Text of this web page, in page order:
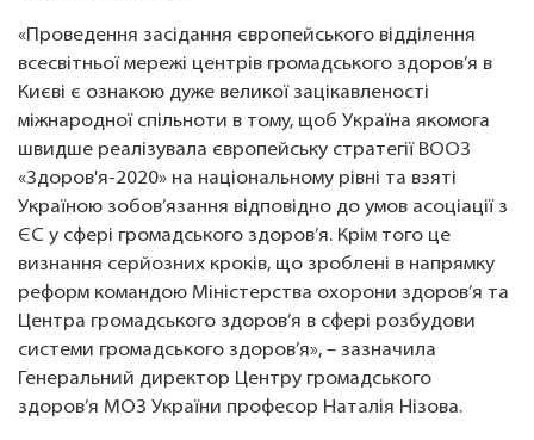
«Проведення засідання європейського відділення
всесвітньої мережі центрів громадського здоров’я в
Києві є ознакою дуже великої зацікавленості
міжнародної спільноти в тому, щоб Україна якомога
швидше реалізувала європейську стратегії ВООЗ
«Здоров'я-2020» на національному рівні та взяті
Україною зобов’язання відповідно до умов асоціації з
ЄС у сфері громадського здоров’я. Крім того це
визнання серйозних кроків, що зроблені в напрямку
реформ командою Міністерства охорони здоров’я та
Центра громадського здоров’я в сфері розбудови
системи громадського здоров’я», – зазначила
Генеральний директор Центру громадського
здоров’я МОЗ України професор Наталія Нізова.